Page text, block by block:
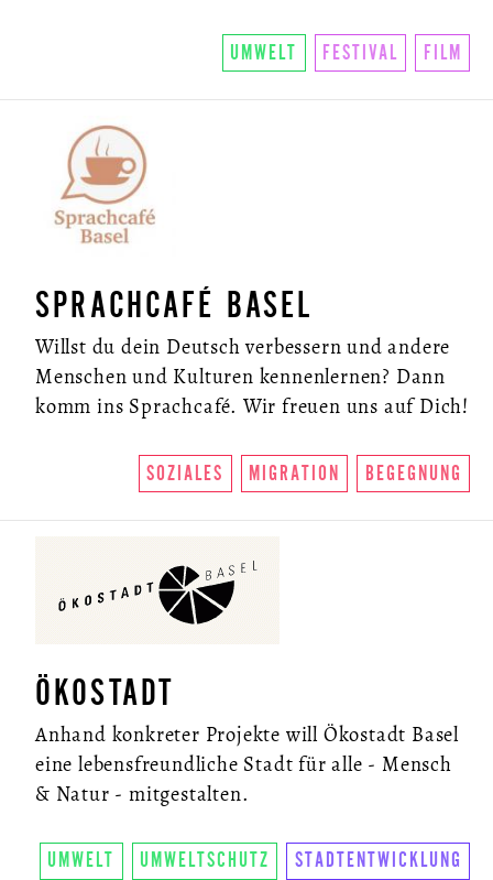
UMWELT FESTIVAL FILM
SPRACHCAFÉ BASEL
Willst du dein Deutsch verbessern und andere
Menschen und Kulturen kennenlernen? Dann
komm ins Sprachcafé. Wir freuen uns auf Dich!
SOZIALES MIGRATION BEGEGNUNG
ÖKOSTADT
Anhand konkreter Projekte will Ökostadt Basel
eine lebensfreundliche Stadt für alle - Mensch
& Natur - mitgestalten.
UMWELT UMWELTSCHUTZ STADTENTWICKLUNG